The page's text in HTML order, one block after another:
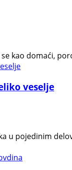
se kao
veselje
u pojedinim